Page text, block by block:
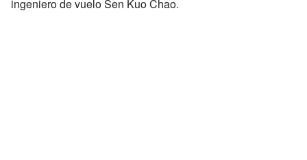
ingeniero de vuelo Sen Kuo Chao.